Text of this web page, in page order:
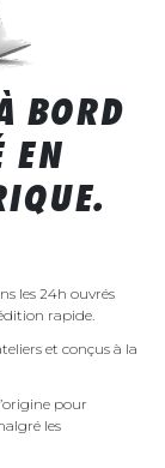
BORD
EN
les 24h ouvrés
rapide.
et conçus à la
pour
les